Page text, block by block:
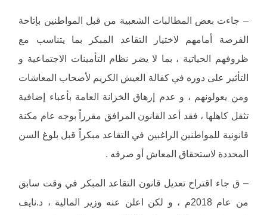
– جاءت بعض المطالبات الشعبية من قبل المواطنين بإتاحة
الفرصة أمامهم لاختيار التقاعد المبكر بما يتناسب مع
ظروفهم الحياتية ، بما لا يضر نظام التأمينات الاجتماعية و
التأثير على دوره في كفالة العيش الكريم لأصحاب المعاشات
ومن يعولونهم ، و عدم إرهاق الخزانة العامة بأعباء إضافية
تثقل كاهلها ، فقد أعد القانون المرافق مقرراً بوجه عام مكنة
قانونية للمواطنين الراغبين في التقاعد مبكراً قبل بلوغ السن
المحددة لاستحقاق المعاش أو صرفه .
– ق جاء اقتراح تعديل قانون التقاعد المبكر في وقت سابق
من عام 2018م ، و لكن اعلن عنه وزير المالية ، د.نايف